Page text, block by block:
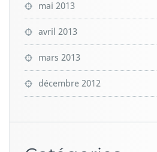
mai 2013
avril 2013
mars 2013
décembre 2012